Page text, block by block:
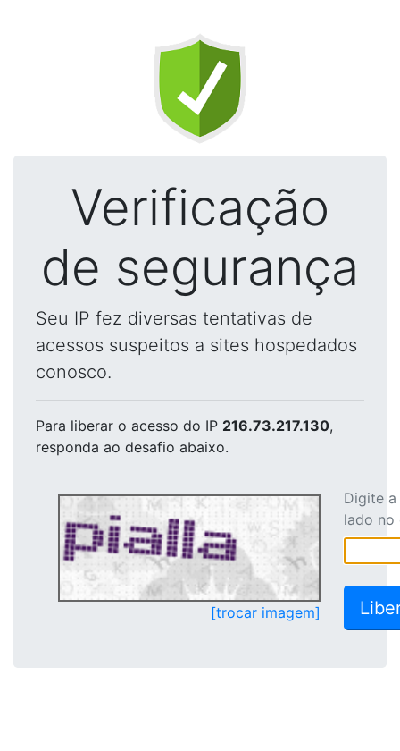
Verificação
de segurança
Seu IP fez diversas tentativas de
acessos suspeitos a sites hospedados
conosco.
Para liberar o acesso do IP 216.73.217.130,
responda ao desafio abaixo.
[trocar imagem]
Digite
lado no